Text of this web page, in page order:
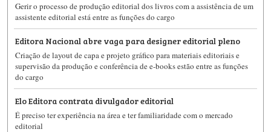
Gerir o processo de produção editorial dos livros com a assistência de um
assistente editorial está entre as funções do cargo
Editora Nacional abre vaga para designer editorial pleno
Criação de layout de capa e projeto gráfico para materiais editoriais e
supervisão da produção e conferência de e-books estão entre as funções
do cargo
Elo Editora contrata divulgador editorial
É preciso ter experiência na área e ter familiaridade com o mercado
editorial